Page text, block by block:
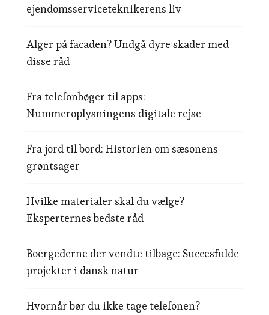
ejendomsserviceteknikerens liv
Alger på facaden? Undgå dyre skader med
disse råd
Fra telefonbøger til apps:
Nummeroplysningens digitale rejse
Fra jord til bord: Historien om sæsonens
grøntsager
Hvilke materialer skal du vælge?
Eksperternes bedste råd
Boergederne der vendte tilbage: Succesfulde
projekter i dansk natur
Hvornår bør du ikke tage telefonen?